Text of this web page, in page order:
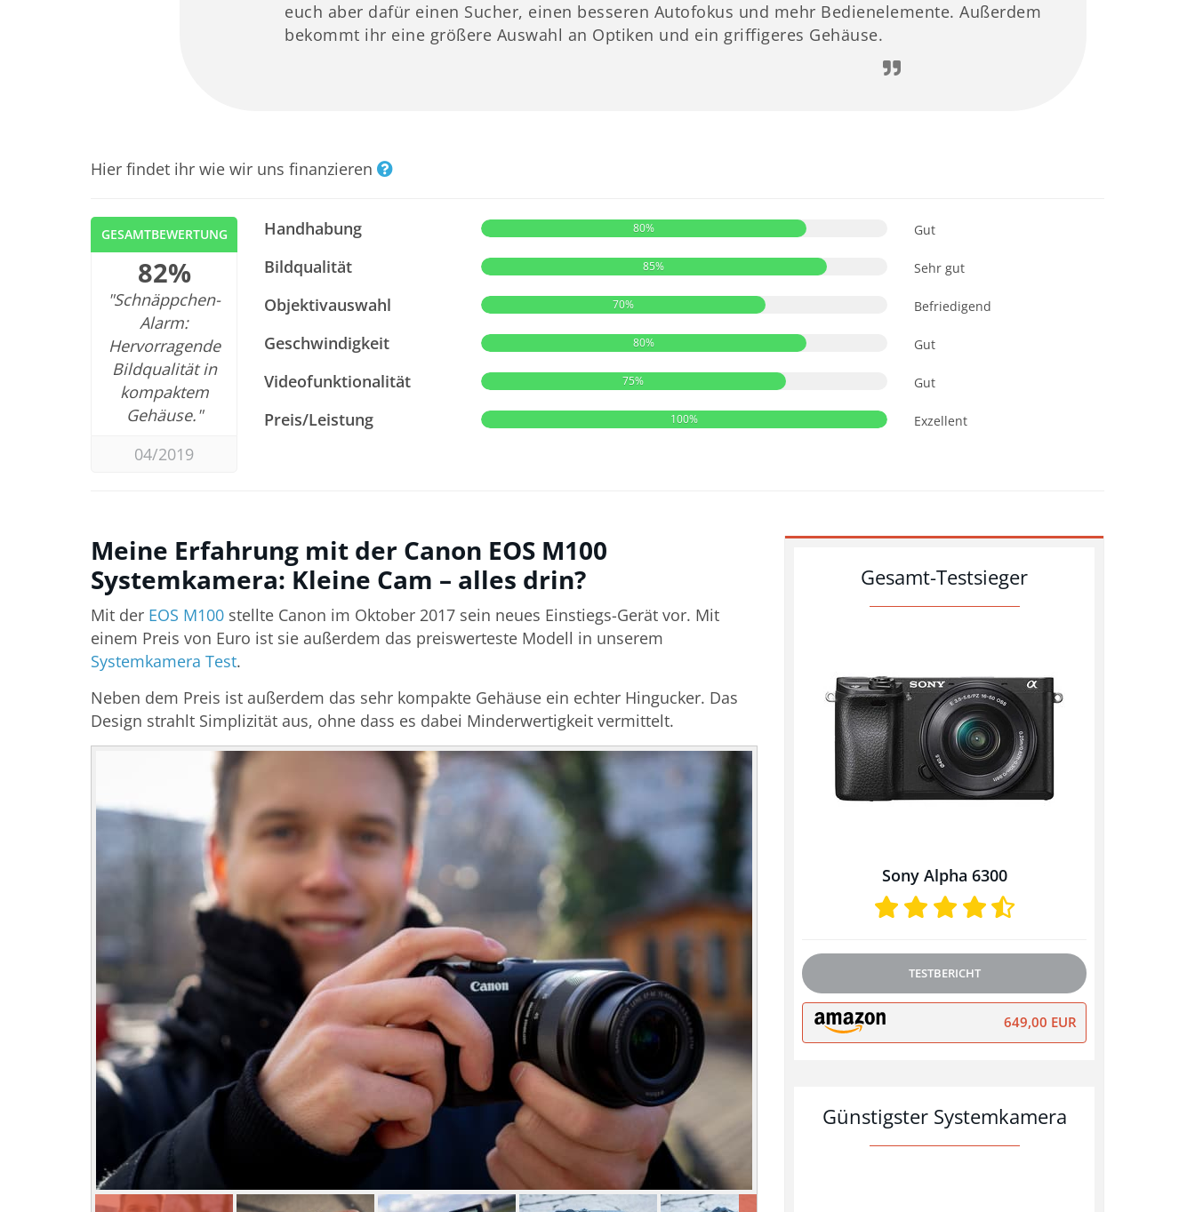
euch aber dafür einen Sucher, einen besseren Autofokus und mehr Bedienelemente. Außerdem
bekommt ihr eine größere Auswahl an Optiken und ein griffigeres Gehäuse.
Hier findet ihr wie wir uns finanzieren
GESAMTBEWERTUNG
82%
"Schnäppchen-
Alarm:
Hervorragende
Bildqualität in
kompaktem
Gehäuse."
04/2019
Handhabung 80% Gut
Bildqualität 85% Sehr gut
Objektivauswahl 70% Befriedigend
Geschwindigkeit 80% Gut
Videofunktionalität 75% Gut
Preis/Leistung 100% Exzellent
Meine Erfahrung mit der Canon EOS M100
Systemkamera: Kleine Cam – alles drin?
Mit der EOS M100 stellte Canon im Oktober 2017 sein neues Einstiegs-Gerät vor. Mit
einem Preis von Euro ist sie außerdem das preiswerteste Modell in unserem
Systemkamera Test.
Neben dem Preis ist außerdem das sehr kompakte Gehäuse ein echter Hingucker. Das
Design strahlt Simplizität aus, ohne dass es dabei Minderwertigkeit vermittelt.
Gesamt-Testsieger
Sony Alpha 6300
TESTBERICHT
649,00 EUR
GünstigsterSystemkamera